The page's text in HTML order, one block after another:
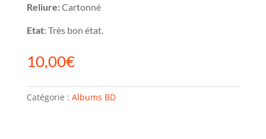
Reliure:Cartonné
Etat: Très bon état.
10,00€
Catégorie : Albums BD